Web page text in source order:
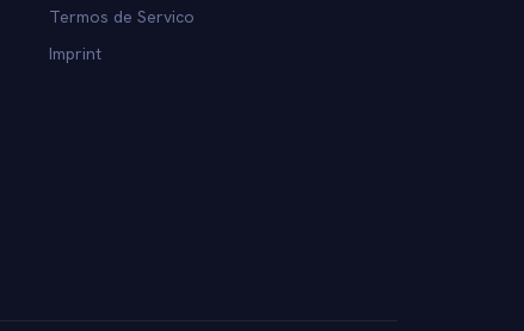
Termos de Servico
Imprint